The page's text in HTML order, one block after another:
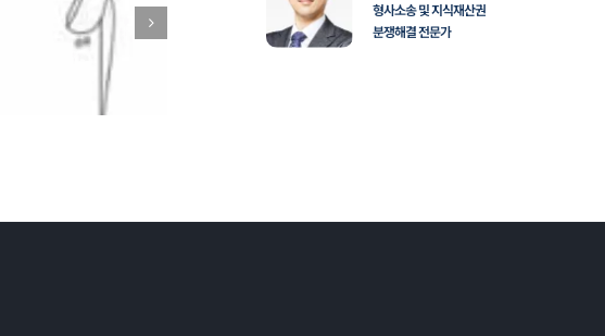
형사소송 및 지식재산권
분쟁해결 전문가